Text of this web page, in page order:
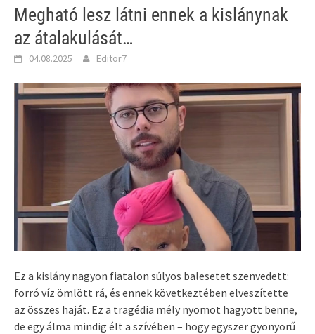
Megható lesz látni ennek a kislánynak
az átalakulását…
04.08.2025 Editor7
Ez a kislány nagyon fiatalon súlyos balesetet szenvedett:
forró víz ömlött rá, és ennek következtében elveszítette
az összes haját. Ez a tragédia mély nyomot hagyott benne,
de egy álma mindig élt a szívében – hogy egyszer gyönyörű